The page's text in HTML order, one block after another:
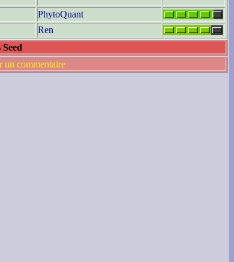
PhytoQuant
Ren
un commentaire